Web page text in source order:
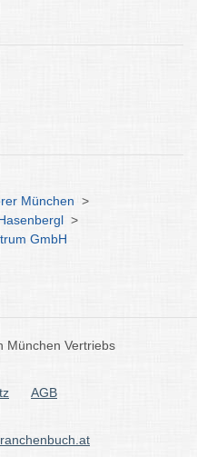
München >
>
GmbH
München Vertriebs
AGB